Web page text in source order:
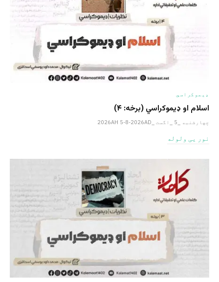
ډیموکراسي
اسلام او ډیموکراسي (برخه: ۴)
چهارشنبه _5 _اگست _2026AH 5-8-2026AD
نور یی ولوله